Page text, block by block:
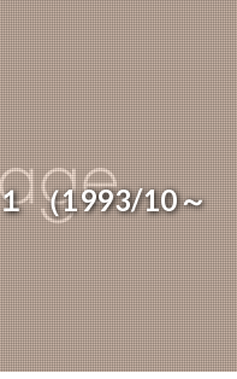
（1993/10～